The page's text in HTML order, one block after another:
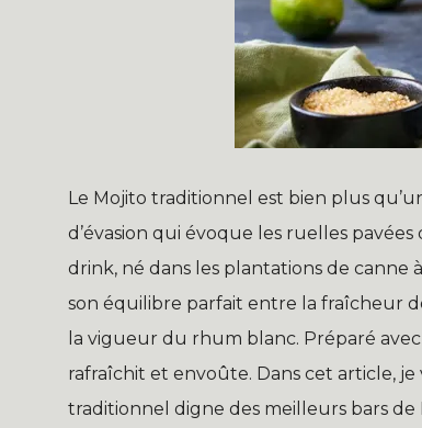
Le Mojito traditionnel est bien plus
d’évasion qui évoque les ruelles
drink, né dans les plantations de canne
son équilibre parfait entre la fraîcheur
la vigueur du rhum blanc. Préparé
rafraîchit et envoûte. Dans cet article,
traditionnel digne des meilleurs bars de